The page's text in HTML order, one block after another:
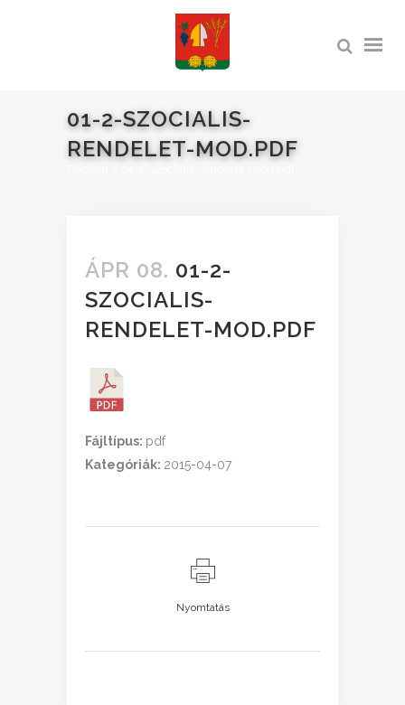
01-2-SZOCIALIS-
RENDELET-MOD.PDF
ÁPR 08. 01-2-
SZOCIALIS-
RENDELET-MOD.PDF
Fájltípus: pdf
Kategóriák: 2015-04-07
Nyomtatás